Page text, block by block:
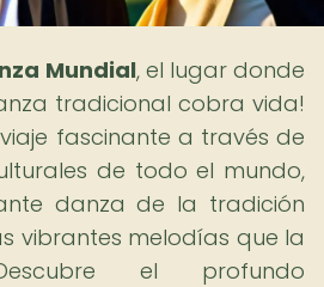
Mundial, el lugar donde
tradicional cobra vida!
fascinante a través de
de todo el mundo,
danza de la tradición
vibrantes melodías que la
el profundo